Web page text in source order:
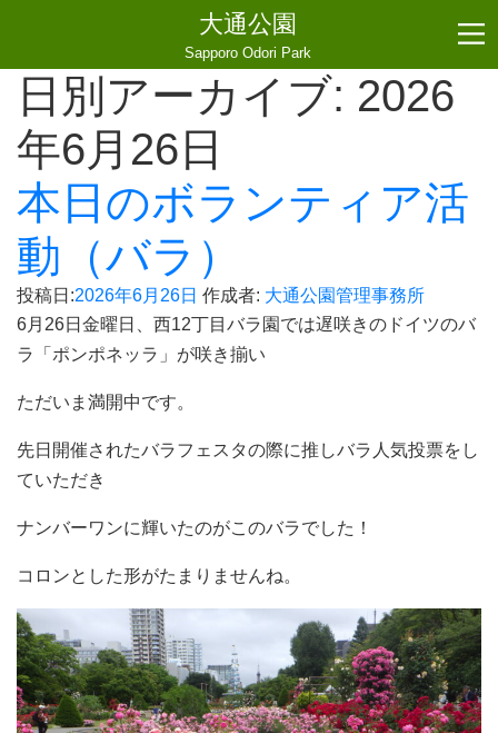
大通公園
Sapporo Odori Park
日別アーカイブ: 2026
年6月26日
本日のボランティア活
動（バラ）
投稿日:2026年6月26日 作成者: 大通公園管理事務所
6月26日金曜日、西12丁目バラ園では遅咲きのドイツのバ
ラ「ポンポネッラ」が咲き揃い
ただいま満開中です。
先日開催されたバラフェスタの際に推しバラ人気投票をし
ていただき
ナンバーワンに輝いたのがこのバラでした！
コロンとした形がたまりませんね。